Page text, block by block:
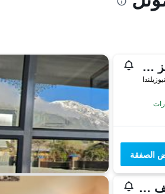
أسبين كورت موتيل فرانز جوزيف
الصفقة
سينيك هوتل فرانز جوزيف جلاسير